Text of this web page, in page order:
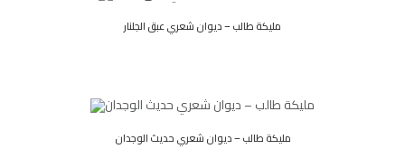
مليكة طالب – ديوان شعري عبق الجلنار
مليكة طالب – ديوان شعري حديث الوجدان